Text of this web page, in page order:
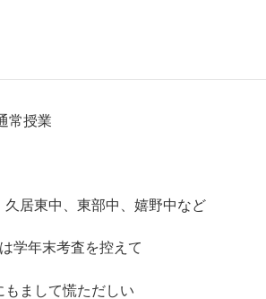
常授業
久居東中、東部中、嬉野中など
学年末考査を控えて
まして慌ただしい